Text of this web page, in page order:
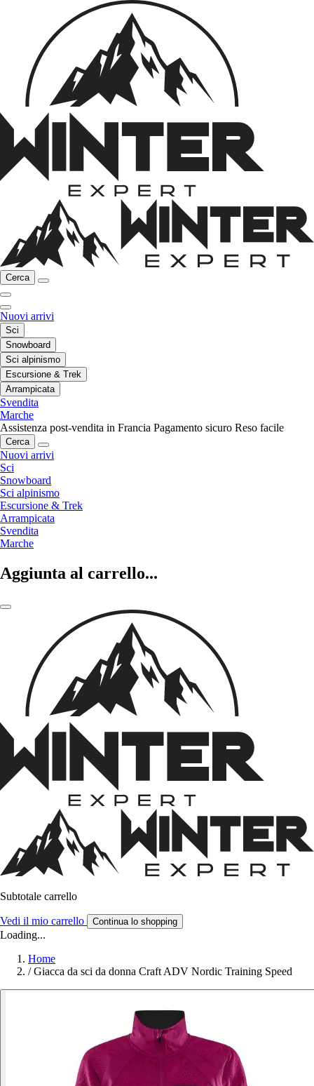
Cerca
Nuovi arrivi
Sci
Snowboard
Sci alpinismo
Escursione & Trek
Arrampicata
Svendita
Marche
Assistenza post-vendita in Francia Pagamento sicuro Reso facile
Cerca
Nuovi arrivi
Sci
Snowboard
Sci alpinismo
Escursione & Trek
Arrampicata
Svendita
Marche
Aggiunta al carrello...
Subtotale carrello
Vedi il mio carrello Continua lo shopping
Loading...
Home
/ Giacca da sci da donna Craft ADV Nordic Training Speed